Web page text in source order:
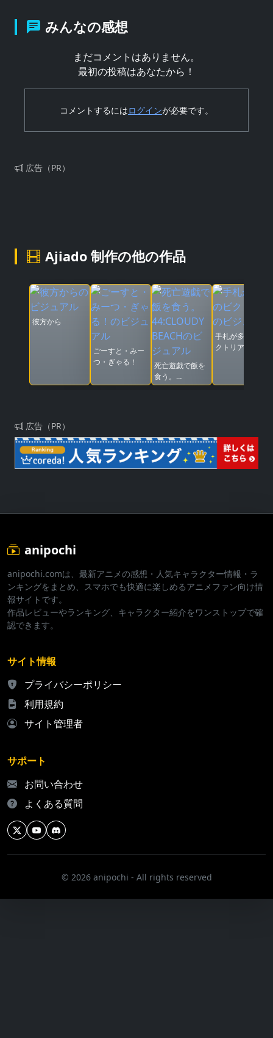
みんなの感想
まだコメントはありません。
最初の投稿はあなたから！
コメントするにはログインが必要です。
広告（PR）
Ajiado 制作の他の作品
彼方から
ごーすと・みー
つ・ぎゃる！
死亡遊戯で飯を
食う。
44:CLOUDY
手札が多めのビ
クトリア
広告（PR）
anipochi
anipochi.comは、最新アニメの感想・人気キャラクター情報・ラ
ンキングをまとめ、スマホでも快適に楽しめるアニメファン向け情
報サイトです。
作品レビューやランキング、キャラクター紹介をワンストップで確
認できます。
サイト情報
プライバシーポリシー
利用規約
サイト管理者
サポート
お問い合わせ
よくある質問
© 2026 anipochi - All rights reserved